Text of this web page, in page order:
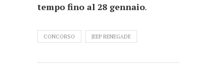
tempo fino al 28 gennaio.
CONCORSO JEEP RENEGADE